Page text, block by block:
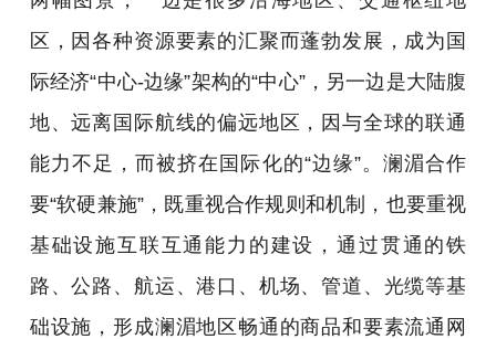
区，因各种资源要素的汇聚而蓬勃发展，成为国
际经济“中心-边缘”架构的“中心”，另一边是大陆腹
地、远离国际航线的偏远地区，因与全球的联通
能力不足，而被挤在国际化的“边缘”。澜湄合作
要“软硬兼施”，既重视合作规则和机制，也要重视
基础设施互联互通能力的建设，通过贯通的铁
路、公路、航运、港口、机场、管道、光缆等基
础设施，形成澜湄地区畅通的商品和要素流通网